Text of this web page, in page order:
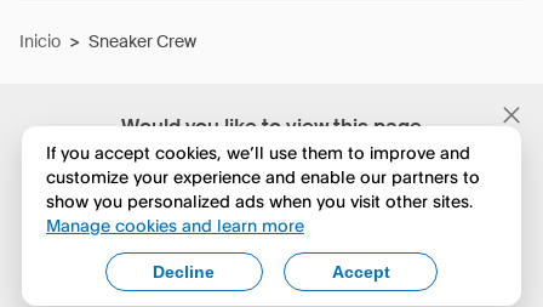
Would you like to view this page
in English?
No, seguir navegando
Yes, change to English
Inicio > Sneaker Crew
If you accept cookies, we’ll use them to improve and
customize your experience and enable our partners to
show you personalized ads when you visit other sites.
Manage cookies and learn more
Accept
Decline